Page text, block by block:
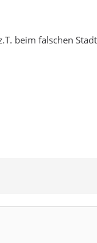
beim falschen